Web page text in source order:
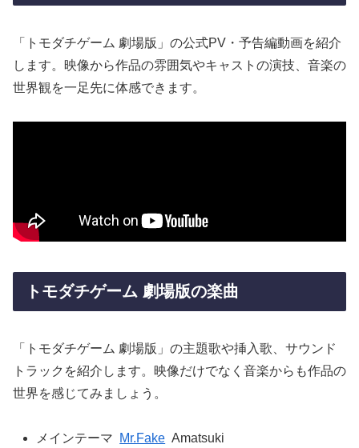
「トモダチゲーム 劇場版」の公式PV・予告編動画を紹介
します。映像から作品の雰囲気やキャストの演技、音楽の
世界観を一足先に体感できます。
トモダチゲーム 劇場版の楽曲
「トモダチゲーム 劇場版」の主題歌や挿入歌、サウンド
トラックを紹介します。映像だけでなく音楽からも作品の
世界を感じてみましょう。
メインテーマ Mr.Fake Amatsuki